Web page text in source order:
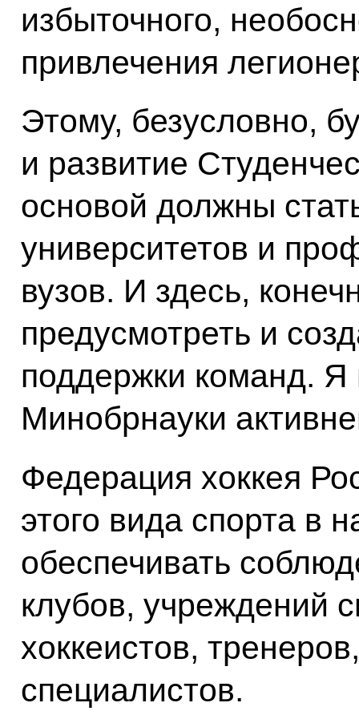
избыточного,
привлечения
Этому, безусловно,
и развитие
основой должны
университетов и
вузов. И здесь,
предусмотреть и
поддержки команд.
Минобрнауки
Федерация хоккея
этого вида спорта в
обеспечивать
клубов, учреждений
хоккеистов,
специалистов.